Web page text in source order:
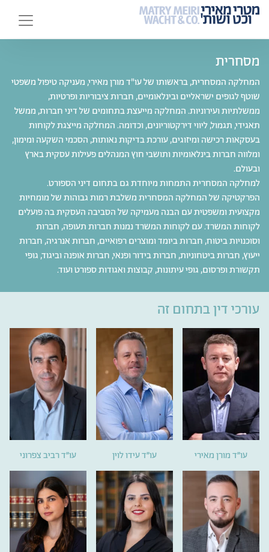
‫מסחרית‬
המחלקה המסחרית, בראשותו של עו"ד מורן מאירי, מעניקה טיפול משפטי
שוטף לגופים ישראליים ובינלאומיים, חברות ציבוריות ופרטיות,
ממשלתיות ועירוניות. המחלקה מייעצת בתחומים של דיני חברות, ממשל
תאגידי, תגמול, ליווי דירקטוריונים, וכדומה. המחלקה מייצגת לקוחות
בעסקאות רכישה ומיזוגים, עורכת בדיקות נאותות, הסכמי השקעה ומימון,
ומלווה חברות בינלאומיות ותושבי חוץ המנהלים פעילות עסקית בארץ
ובעולם.
למחלקה המסחרית התמחות מיוחדת גם בתחום דיני הספורט.
הפרקטיקה של המחלקה המסחרית משלבת רמות גבוהות של מומחיות
מקצועית ומשפטית עם הבנה מעמיקה של הסביבה העסקית בה פועלים
לקוחות המשרד. עם לקוחות המשרד נמנות חברות תעופה, חברות
וסוכנויות ביטוח, חברות ביומד ומוצרים רפואיים, חברות אנרגיה, חברות
ייעוץ, חברות ביטחוניות, חברות בידור ופנאי, חברות אופנה וביגוד, גופי
תקשורת ופרסום, גופי עיתונות, קבוצות ואגודות ספורט ועוד.
עורכי דין בתחום זה
עו״ד רביב צפרוני עו״ד עידו לוין עו״ד מורן מאירי